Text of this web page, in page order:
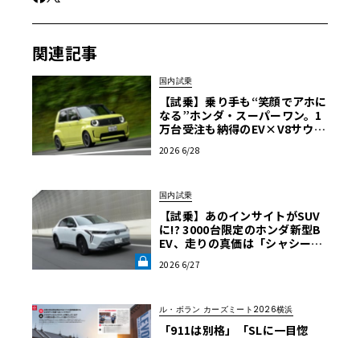
関連記事
国内試乗
【試乗】乗り手も“笑顔でアホに
なる”ホンダ・スーパーワン。1
万台受注も納得のEV×V8サウン
2026 6/28
国内試乗
【試乗】あのインサイトがSUV
に!? 3000台限定のホンダ新型B
EV、走りの真価は「シャシー」
2026 6/27
ル・ボラン カーズミート2026横浜
「911は別格」「SLに一目惚